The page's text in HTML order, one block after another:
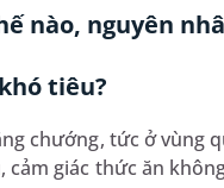
nào, nguyên
tiêu?
chướng, tức ở
giác thức ăn